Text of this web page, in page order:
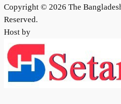
Copyright © 2026 The
Reserved.
Host by